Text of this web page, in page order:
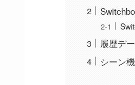
履歴デ
シーン